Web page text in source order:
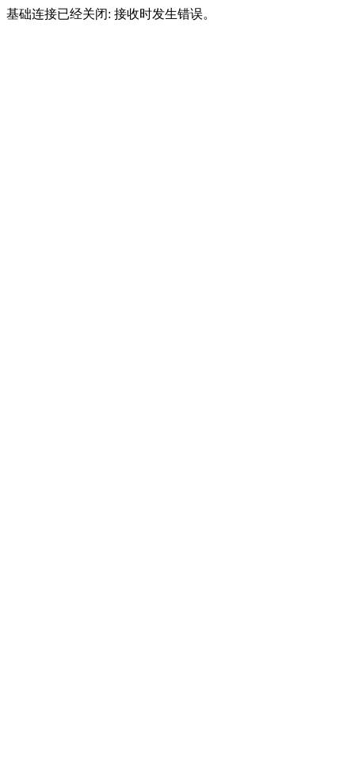
基础连接已经关闭: 接收时发生错误。